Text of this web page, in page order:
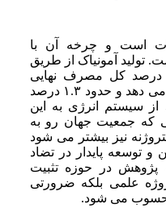
است و چرخه آن با
تولید آمونیاک از طریق
درصد کل مصرف نهایی
انرژی جهان را به خود اختصاص می دهد و حدود ۱.۳ درصد
از سیستم انرژی به این
که جمعیت جهان رو به
نیز بیشتر می شود
و توسعه پایدار در تضاد
پژوهش در حوزه تثبیت
علمی بلکه ضرورتی
محسوب می شود.